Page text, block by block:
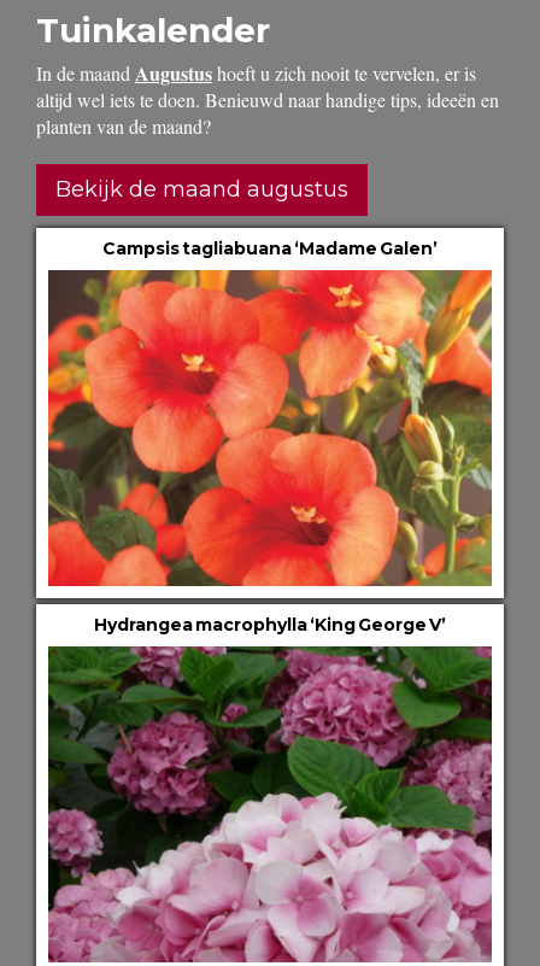
Tuinkalender
In de maand Augustushoeft u zich nooit te vervelen, er is
altijd wel iets te doen. Benieuwd naar handige tips, ideeën en
planten van de maand?
Bekijk de maand augustus
Campsis tagliabuana ‘Madame Galen’
Hydrangea macrophylla ‘King George V’